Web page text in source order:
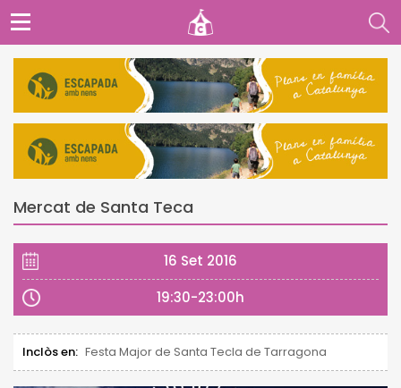
Mercat de Santa Teca
16 Set 2016
19:30-23:00h
Inclòs en: Festa Major de Santa Tecla de Tarragona